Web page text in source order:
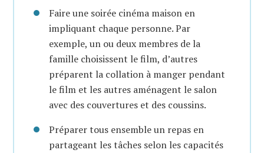
Faire une soirée cinéma maison en
impliquant chaque personne. Par
exemple, un ou deux membres de la
famille choisissent le film, d’autres
préparent la collation à manger pendant
le film et les autres aménagent le salon
avec des couvertures et des coussins.
Préparer tous ensemble un repas en
partageant les tâches selon les capacités